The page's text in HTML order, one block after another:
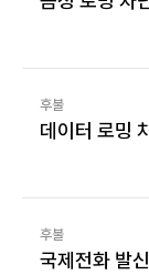
후불
데이터 로밍
후불
국제전화 발